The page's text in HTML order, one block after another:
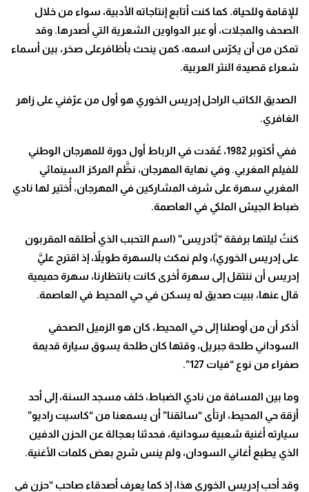
للإقامة وللحياة. كما كنت أتابع إنتاجاته الأدبية، سواء من خلال
الصحف والمجلات، أو عبر الدواوين الشعرية التي أصدرها. وقد
تمكن من أن يكرّس اسمه، كمن ينحث بأظافرعلى صخر، بين أسماء
شعراء قصيدة النثر العربية.
الصديق الكاتب الراحل إدريس الخوري هو أول من عرّفني على زاهر
الغافري.
ففي أكتوبر 1982، عُقدت في الرباط أول دورة للمهرجان الوطني
للفيلم المغربي. وفي نهاية المهرجان، نظَّم المركز السينمائي
المغربي سهرة على شرف المشاركين في المهرجان، أُختير لها نادي
ضباط الجيش الملكي في العاصمة.
كنتُ ليلتها برفقة “بَّادريس” (اسم التحبب الذي أطلقه المقربون
على إدريس الخوري)، ولم نمكث بالسهرة طويلاً، إذ اقترح عليَّ
إدريس أن ننتقل إلى سهرة أخرى كانت بانتظارنا، سهرة حميمية
قال عنها، ببيت صديق له يسكن في حي المحيط في العاصمة.
أذكر أن من أوصلنا إلى حي المحيط، كان هو الزميل الصحفي
السوداني طلحة جبريل، وقتها كان طلحة يسوق سيارة قديمة
صفراء من نوع “فيات 127”.
وما بين المسافة من نادي الضباط، خلف مسجد السنة، إلى أحد
أزقة حي المحيط، ارتأى “سائقنا” أن يسمعنا من “كاسيت راديو”
سيارته أغنية شعبية سودانية، فحدثنا بعجالة عن الحزن الدفين
الذي يطبع أغاني السودان، ولم ينس شرح بعض كلمات الأغنية.
وقد أحب إدريس الخوري هذا، إذ كما يعرف أصدقاء صاحب “حزن في